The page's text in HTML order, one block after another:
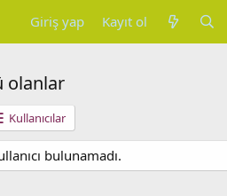
Giriş yap Kayıt ol
olanlar
Kullanıcılar
bulunamadı.